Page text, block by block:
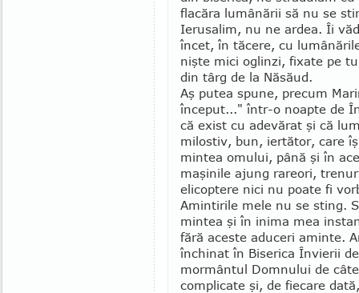
flacăra lumânării să nu se
Ierusalim, nu ne ardea. Îi
încet, în tăcere, cu
nişte mici oglinzi, fixate pe
din târg de la Nă­săud.
Aş putea spune, precum
început..." într-o noapte de
că exist cu adevărat şi că
milostiv, bun, iertător, care
mintea omului, până şi în
maşinile ajung rareori,
elicoptere nici nu poate fi
Amintirile mele nu se sting.
mintea şi în inima mea
fără aces­te aduceri aminte.
închinat în Biserica Învierii
mormântul Domnului de
complicate şi, de fiecare